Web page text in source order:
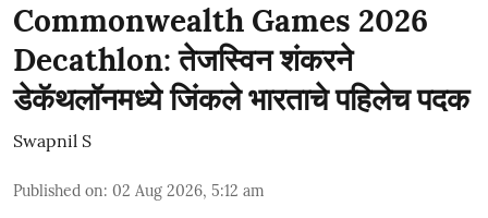
Commonwealth Games 2026
Decathlon: तेजस्विन शंकरने
डेकॅथलॉनमध्ये जिंकले भारताचे पहिलेच पदक
Swapnil S
Published on: 02 Aug 2026, 5:12 am